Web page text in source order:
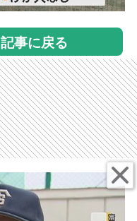
記事に戻る